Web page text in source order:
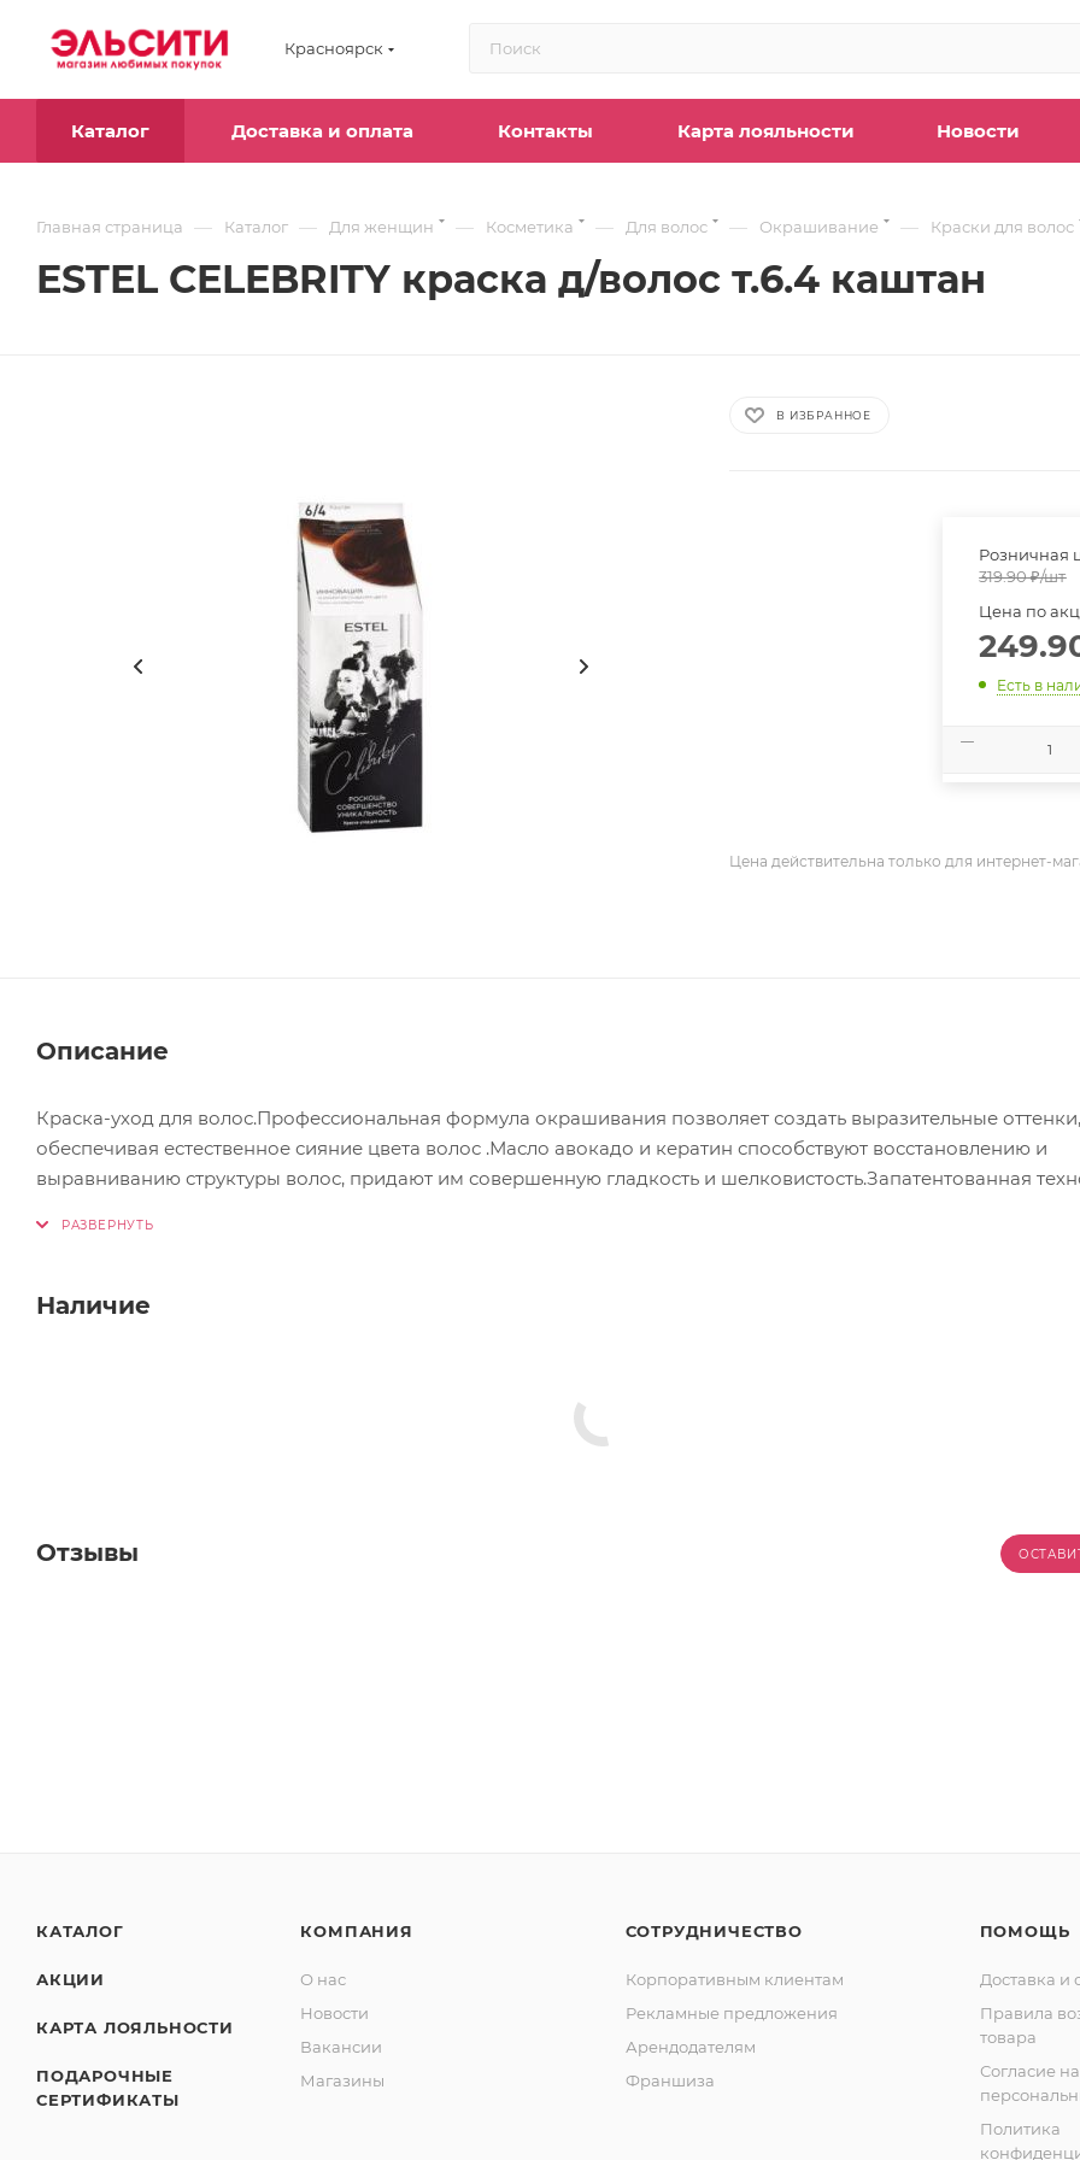
Красноярск
Каталог Доставка и оплата Контакты Карта лояльности Новости
Главная страница — Каталог — Для женщин — Косметика — Для волос — Окрашивание — Краски для волос
ESTEL CELEBRITY краска д/волос т.6.4 каштан
В ИЗБРАННОЕ
Розничная
319.90₽/шт
Цена по
Есть в
Цена действительна только для интернет-
Описание
Краска-уход для волос.Профессиональная формула окрашивания позволяет создать выразительные оттенки,
обеспечивая естественное сияние цвета волос .Масло авокадо и кератин способствуют восстановлению и
выравниванию структуры волос, придают им совершенную гладкость и шелковистость.Запатентованная
Наличие
Отзывы
КАТАЛОГ
АКЦИИ
КАРТА ЛОЯЛЬНОСТИ
ПОДАРОЧНЫЕ
СЕРТИФИКАТЫ
КОМПАНИЯ
О нас
Новости
Вакансии
Магазины
СОТРУДНИЧЕСТВО
Корпоративным клиентам
Рекламные предложения
Арендодателям
Франшиза
ПОМОЩЬ
Доставка и
Правила
товара
Согласие
Политика